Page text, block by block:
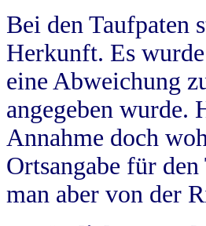
Bei den Taufpaten
Herkunft. Es
eine Abweichung
angegeben wurde.
Annahme doch
Ortsangabe für
man aber von der